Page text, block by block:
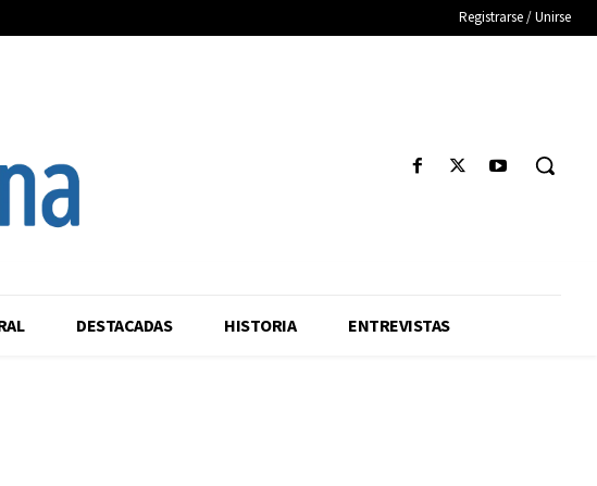
Registrarse / Unirse
DESTACADAS HISTORIA ENTREVISTAS